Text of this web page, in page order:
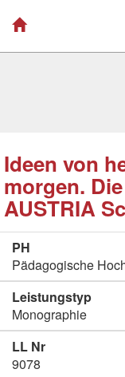
Ideen von
morgen.
AUSTRIA
PH
Pädagogische
Leistungstyp
Monographie
LL Nr
9078